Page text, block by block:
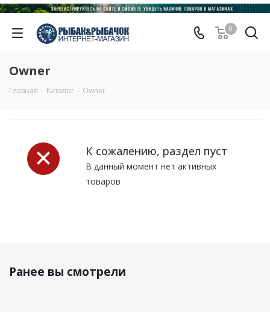
0
Owner
Главная - Каталог - Owner
К сожалению, раздел пуст
В данный момент нет активных
товаров
Ранее вы смотрели